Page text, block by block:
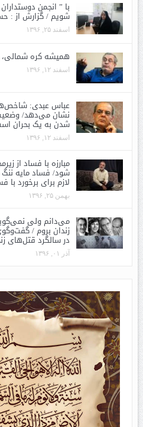
با ” انجمن
شویم / گزارش از :
اسفند ۲۵, ۱۳۹۶
همیشه کره شمالی،
اسفند ۱۲, ۱۳۹۶
عباس عبدی:
نشان می‌دهد/
شدن به یک بحران
اسفند ۱۲, ۱۳۹۶
مبارزه با فساد از
شود/ فساد مایه
لازم برای برخورد با
بهمن ۲۵, ۱۳۹۶
می‌دانم ولی
زندان بروم /
در سالگرد قتل‌های
آذر ۰۱, ۱۳۹۶